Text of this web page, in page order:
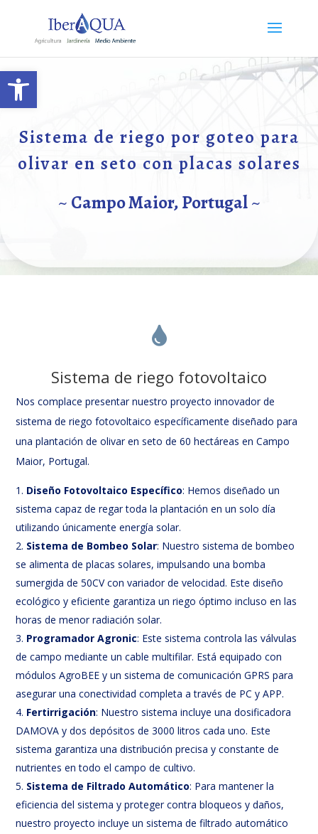
Abrir barra de herramientas
Sistema de riego por goteo para
olivar en seto con placas solares
~ Campo Maior, Portugal~

Sistema de riego fotovoltaico
Nos complace presentar nuestro proyecto innovador de
sistema de riego fotovoltaico específicamente diseñado para
una plantación de olivar en seto de 60 hectáreas en Campo
Maior, Portugal.
Diseño Fotovoltaico Específico: Hemos diseñado un
sistema capaz de regar toda la plantación en un solo día
utilizando únicamente energía solar.
Sistema de Bombeo Solar: Nuestro sistema de bombeo
se alimenta de placas solares, impulsando una bomba
sumergida de 50CV con variador de velocidad. Este diseño
ecológico y eficiente garantiza un riego óptimo incluso en las
horas de menor radiación solar.
Programador Agronic: Este sistema controla las válvulas
de campo mediante un cable multifilar. Está equipado con
módulos AgroBEE y un sistema de comunicación GPRS para
asegurar una conectividad completa a través de PC y APP.
Fertirrigación: Nuestro sistema incluye una dosificadora
DAMOVA y dos depósitos de 3000 litros cada uno. Este
sistema garantiza una distribución precisa y constante de
nutrientes en todo el campo de cultivo.
Sistema de Filtrado Automático: Para mantener la
eficiencia del sistema y proteger contra bloqueos y daños,
nuestro proyecto incluye un sistema de filtrado automático